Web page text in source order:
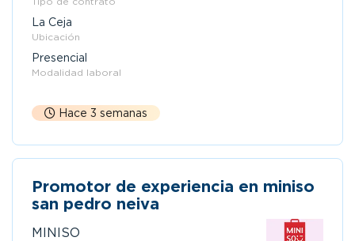
La Ceja
Ubicación
Presencial
Modalidad laboral
Hace 3 semanas
Promotor de experiencia en miniso
san pedro neiva
MINISO